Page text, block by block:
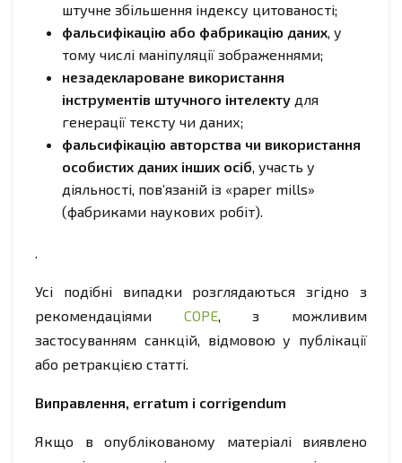
штучне збільшення індексу цитованості;
фальсифікацію або фабрикацію даних, у
тому числі маніпуляції зображеннями;
незадеклароване використання
інструментів штучного інтелекту для
генерації тексту чи даних;
фальсифікацію авторства чи використання
особистих даних інших осіб, участь у
діяльності, пов’язаній із «paper mills»
(фабриками наукових робіт).
.
Усі подібні випадки розглядаються згідно з
рекомендаціями COPE, з можливим
застосуванням санкцій, відмовою у публікації
або ретракцією статті.
Виправлення, erratum і corrigendum
Якщо в опублікованому матеріалі виявлено